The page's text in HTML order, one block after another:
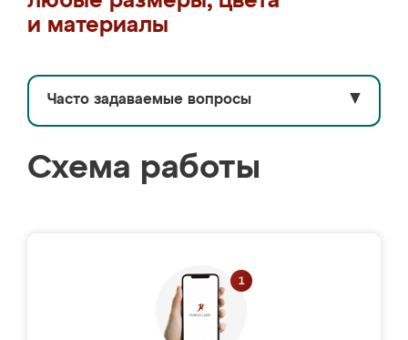
и материалы
Часто задаваемые вопросы ▼
Схема работы